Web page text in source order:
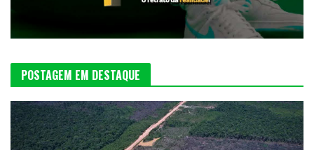
POSTAGEM EM DESTAQUE